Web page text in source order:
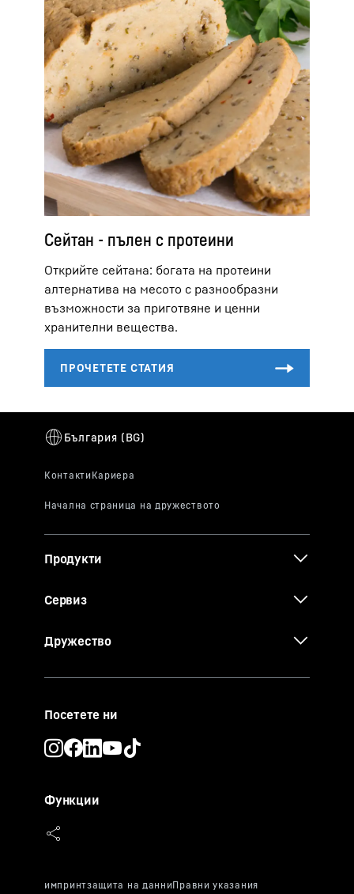
Сейтан - пълен с протеини
Открийте сейтана: богата на протеини
алтернатива на месото с разнообразни
възможности за приготвяне и ценни
хранителни вещества.
Продукти
Сервиз
Дружество
Посетете ни
Функции